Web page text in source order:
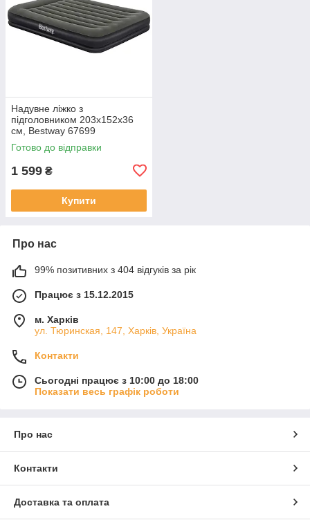
Надувне ліжко з
підголовником 203x152x36
см, Bestway 67699
Готово до відправки
1 599 ₴
Купити
Про нас
99% позитивних з 404 відгуків за рік
Працює з 15.12.2015
м. Харків
ул. Тюринская, 147, Харків, Україна
Контакти
Сьогодні працює з 10:00 до 18:00
Показати весь графік роботи
Про нас
Контакти
Доставка та оплата